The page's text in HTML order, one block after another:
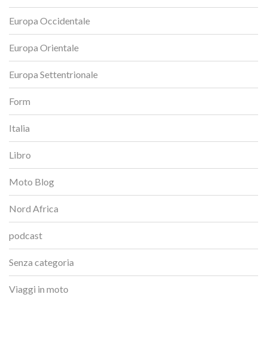
Europa Occidentale
Europa Orientale
Europa Settentrionale
Form
Italia
Libro
Moto Blog
Nord Africa
podcast
Senza categoria
Viaggi in moto